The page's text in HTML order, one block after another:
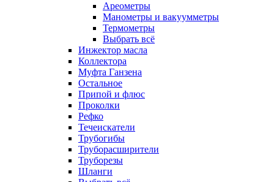
Ареометры
Манометры и вакуумметры
Термометры
Выбрать всё
Инжектор масла
Коллектора
Муфта Ганзена
Остальное
Припой и флюс
Проколки
Рефко
Течеискатели
Трубогибы
Труборасширители
Труборезы
Шланги